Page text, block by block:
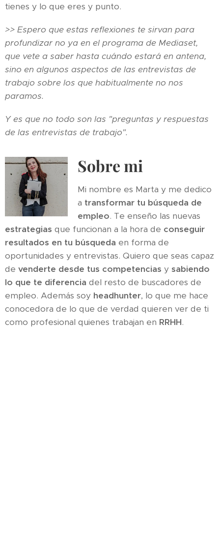
tienes y lo que eres y punto.
>> Espero que estas reflexiones te sirvan para
profundizar no ya en el programa de Mediaset,
que vete a saber hasta cuándo estará en antena,
sino en algunos aspectos de las entrevistas de
trabajo sobre los que habitualmente no nos
paramos.
Y es que no todo son las "preguntas y respuestas
de las entrevistas de trabajo".
Sobre mi
Mi nombre es Marta y me dedico
a transformar tu búsqueda de
empleo. Te enseño las nuevas
estrategias que funcionan a la hora de conseguir
resultados en tu búsqueda en forma de
oportunidades y entrevistas. Quiero que seas capaz
de venderte desde tus competencias y sabiendo
lo que te diferencia del resto de buscadores de
empleo. Además soy headhunter, lo que me hace
conocedora de lo que de verdad quieren ver de ti
como profesional quienes trabajan en RRHH.